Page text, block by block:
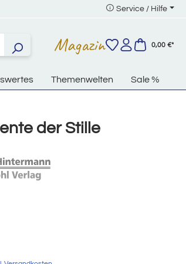
Service / Hilfe
Magazin 0,00 €*
Themenwelten Sale %
der Stille